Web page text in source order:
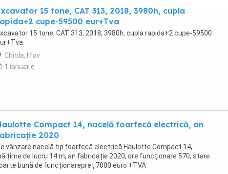
15 tone, CAT 313, 2018, 3980h, cupla
cupe-59500 eur+Tva
15 tone, CAT 313, 2018, 3980h, cupla rapida+2 cupe-59500
Chitila, Ilfov
1 ianuarie
Compact 14, nacelă foarfecă electrică, an
2020
vânzare nacelă tip foarfecă electrică Haulotte Compact 14,
de lucru 14 m, an fabricație 2020, ore funcționare 570, stare
bună de funcționarepreț 7000 euro +TVA